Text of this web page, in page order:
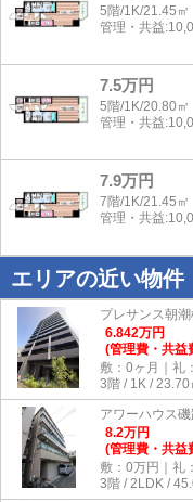
5階/1K/21.45㎡
管理・共益
7.5万円
5階/1K/20.80㎡
管理・共益
7.9万円
7階/1K/21.45㎡
管理・共益
エリアの近い物件
プレサンス朝
6.842万円
(管理費・共益
敷：0ヶ月｜礼
3階 / 1K / 23.70
アワーハウス
8.2万円
(管理費・共益
敷：0万円｜礼
3階 / 2LDK /